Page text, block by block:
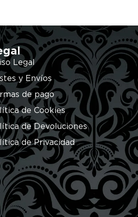
Legal
y Envíos
de pago
de Cookies
de Devoluciones
de Privacidad